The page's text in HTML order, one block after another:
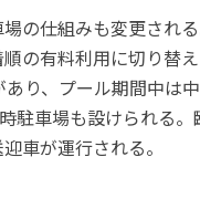
の仕組みも変更され
の有料利用に切り替
り、プール期間中は
駐車場も設けられる。
車が運行される。